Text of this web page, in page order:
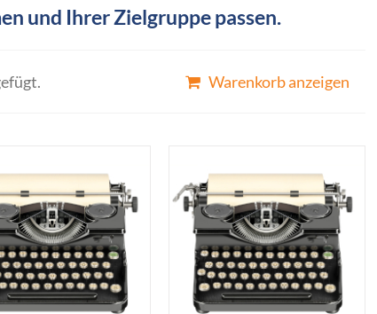
und Ihrer Zielgruppe passen.
Warenkorb anzeigen